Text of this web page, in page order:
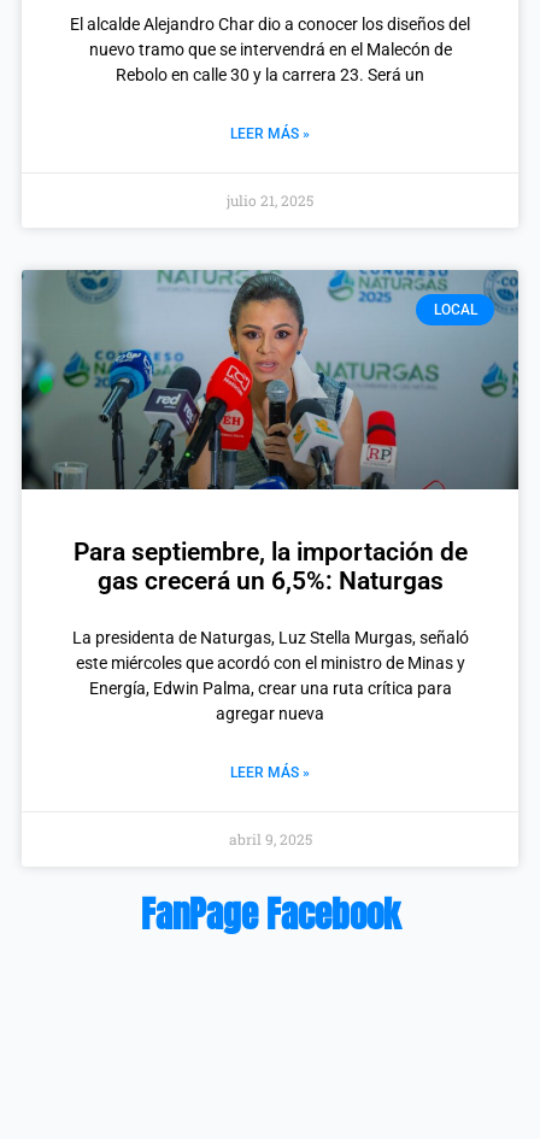
El alcalde Alejandro Char dio a conocer los diseños del
nuevo tramo que se intervendrá en el Malecón de
Rebolo en calle 30 y la carrera 23. Será un
LEER MÁS »
julio 21, 2025
LOCAL
Para septiembre, la importación de
gas crecerá un 6,5%: Naturgas
La presidenta de Naturgas, Luz Stella Murgas, señaló
este miércoles que acordó con el ministro de Minas y
Energía, Edwin Palma, crear una ruta crítica para
agregar nueva
LEER MÁS »
abril 9, 2025
FanPage Facebook